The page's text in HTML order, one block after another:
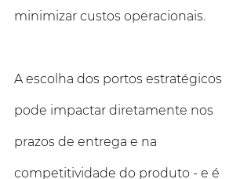
minimizar custos operacionais.
A escolha dos portos estratégicos
pode impactar diretamente nos
prazos de entrega e na
competitividade do produto - e é